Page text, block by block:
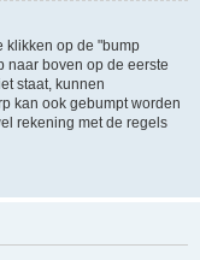
klikken op de "bump
naar boven op de eerste
staat, kunnen
kan ook gebumpt worden
rekening met de regels